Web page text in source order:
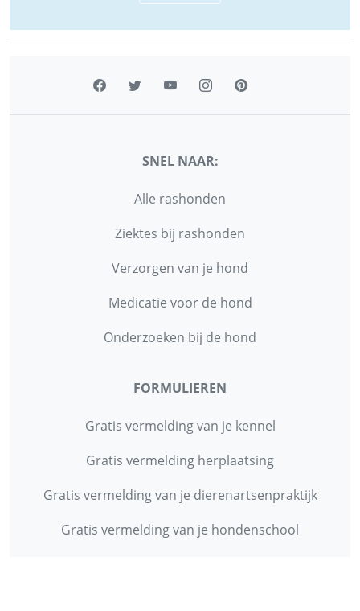
SNEL NAAR:
Alle rashonden
Ziektes bij rashonden
Verzorgen van je hond
Medicatie voor de hond
Onderzoeken bij de hond
FORMULIEREN
Gratis vermelding van je kennel
Gratis vermelding herplaatsing
Gratis vermelding van je dierenartsenpraktijk
Gratis vermelding van je hondenschool